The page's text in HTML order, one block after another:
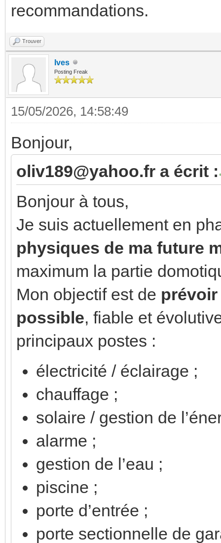
recommandations.
Trouver
Ives
Posting Freak
15/05/2026, 14:58:49
Bonjour,
oliv189@yahoo.fr a écrit :
Bonjour à tous,
Je suis actuellement en
physiques de ma future
maximum la partie
Mon objectif est de
possible, fiable et
principaux postes :
électricité / éclairage ;
chauffage ;
solaire / gestion de
alarme ;
gestion de l’eau ;
piscine ;
porte d’entrée ;
porte sectionnelle de